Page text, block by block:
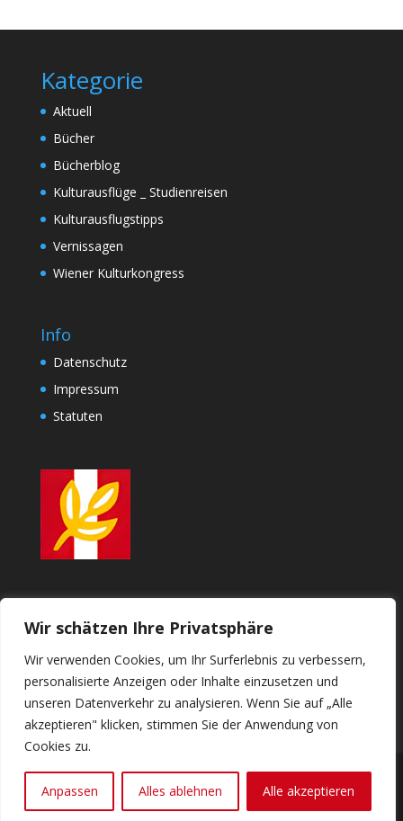
Wir schätzen Ihre Privatsphäre
Wir verwenden Cookies, um Ihr Surferlebnis zu verbessern,
personalisierte Anzeigen oder Inhalte einzusetzen und
unseren Datenverkehr zu analysieren. Wenn Sie auf „Alle
akzeptieren" klicken, stimmen Sie der Anwendung von
Cookies zu.
Anpassen Alles ablehnen Alle akzeptieren
Kategorie
Aktuell
Bücher
Bücherblog
Kulturausflüge _ Studienreisen
Kulturausflugstipps
Vernissagen
Wiener Kulturkongress
Info
Datenschutz
Impressum
Statuten
KULTURVEREINIGUNG
gemeinsam Zukunft gestalten
Copyright ÖKV powered by PROGIPARK